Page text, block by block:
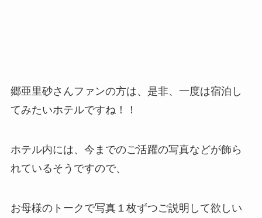
郷亜里砂さんファンの方は、是非、一度は宿泊し
てみたいホテルですね！！
ホテル内には、今までのご活躍の写真などが飾ら
れているそうですので、
お母様のトークで写真１枚ずつご説明して欲しい